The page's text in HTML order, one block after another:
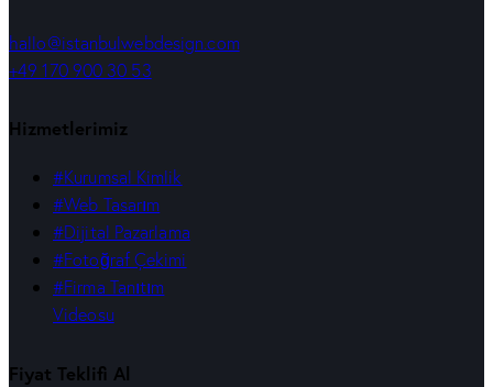
hallo@istanbulwebdesign.com
+49 170 900 30 53
Hizmetlerimiz
#Kurumsal Kimlik
#Web Tasarım
#Dijital Pazarlama
#Fotoğraf Çekimi
#Firma Tanıtım
Videosu
Fiyat Teklifi Al